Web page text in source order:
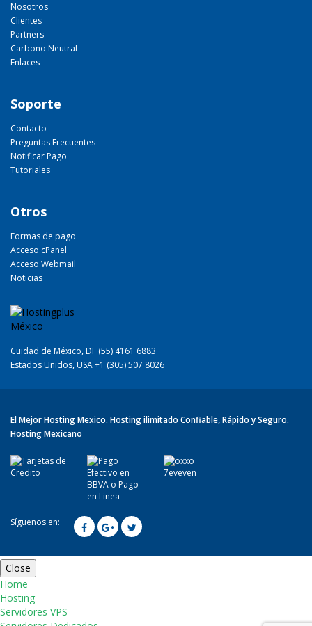
Nosotros
Clientes
Partners
Carbono Neutral
Enlaces
Soporte
Contacto
Preguntas Frecuentes
Notificar Pago
Tutoriales
Otros
Formas de pago
Acceso cPanel
Acceso Webmail
Noticias
Cuidad de México, DF (55) 4161 6883
Estados Unidos, USA +1 (305) 507 8026
El Mejor Hosting Mexico. Hosting ilimitado Confiable, Rápido y Seguro.
Hosting Mexicano
Síguenos en:
Close
Home
Hosting
Servidores VPS